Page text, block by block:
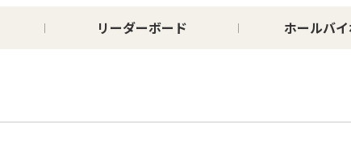
リーダーボード ホールバ